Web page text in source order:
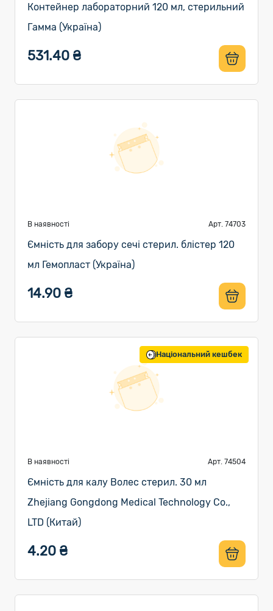
Контейнер лабораторний 120 мл, стерильний
Гамма (Україна)
531.40 ₴
В наявності Арт. 74703
Ємність для забору сечі стерил. блістер 120
мл Гемопласт (Україна)
14.90 ₴
Національний кешбек
В наявності Арт. 74504
Ємність для калу Волес стерил. 30 мл
Zhejiang Gongdong Medical Technology Co.,
LTD (Китай)
4.20 ₴